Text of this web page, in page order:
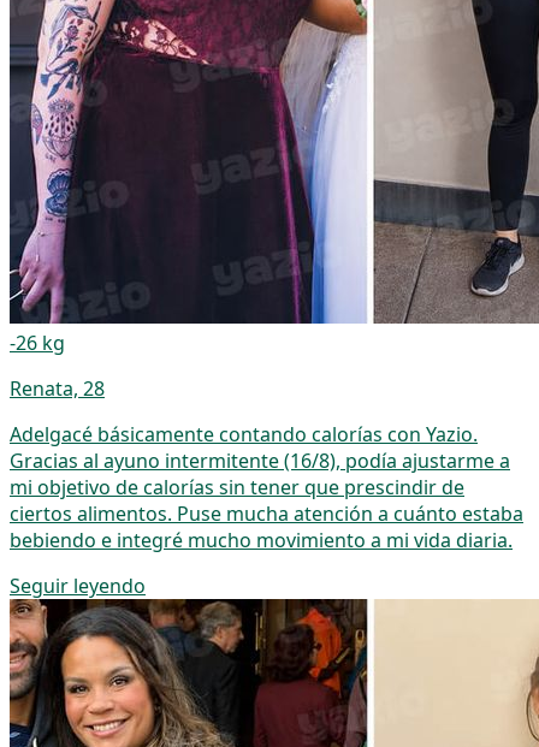
-26 kg
Renata, 28
Adelgacé básicamente contando calorías con Yazio.
Gracias al ayuno intermitente (16/8), podía ajustarme a
mi objetivo de calorías sin tener que prescindir de
ciertos alimentos. Puse mucha atención a cuánto estaba
bebiendo e integré mucho movimiento a mi vida diaria.
Seguir leyendo